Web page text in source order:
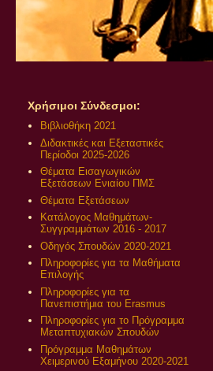
Χρήσιμοι Σύνδεσμοι:
Βιβλιοθήκη 2021
Διδακτικές και Εξεταστικές
Περίοδοι 2025-2026
Θέματα Εισαγωγικών
Εξετάσεων Ενιαίου ΠΜΣ
Θέματα Εξετάσεων
Κατάλογος Μαθημάτων-
Συγγραμμάτων 2016 - 2017
Οδηγός Σπουδών 2020-2021
Πληροφορίες για τα Μαθήματα
Επιλογής
Πληροφορίες για τα
Πανεπιστήμια του Erasmus
Πληροφορίες για το Πρόγραμμα
Μεταπτυχιακών Σπουδών
Πρόγραμμα Μαθημάτων
Χειμερινού Εξαμήνου 2020-2021